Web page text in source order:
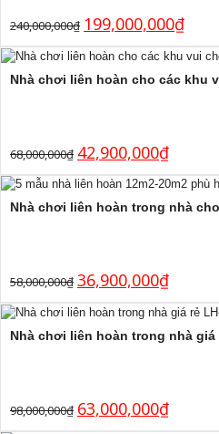
240,000,000₫ 199,000,000₫
Nhà chơi liên hoàn cho các khu
68,000,000₫ 42,900,000₫
Nhà chơi liên hoàn trong nhà
58,000,000₫ 36,900,000₫
Nhà chơi liên hoàn trong nhà giá
98,000,000₫ 63,000,000₫